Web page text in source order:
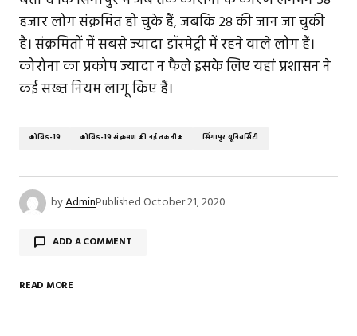
हजार लोग संक्रमित हो चुके हैं, जबकि 28 की जान जा चुकी
है। संक्रमितों में सबसे ज्यादा डॉरमेट्री में रहने वाले लोग हैं।
कोरोना का प्रकोप ज्यादा न फैले इसके लिए यहां प्रशासन ने
कई सख्त नियम लागू किए हैं।
कोविड-19 कोविड-19 संक्रमण की नई तकनीक सिंगापुर यूनिवर्सिटी
byAdminPublishedOctober 21, 2020
ADD A COMMENT
READ MORE